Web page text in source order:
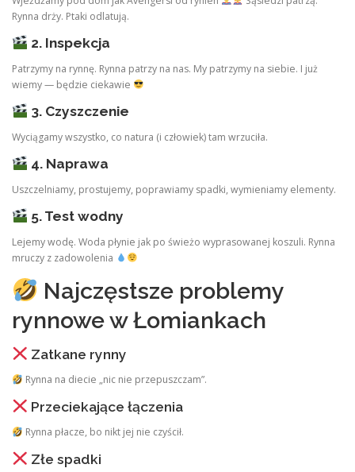
Rynna drży. Ptaki odlatują.
2. Inspekcja
Patrzymy na rynnę. Rynna patrzy na nas. My patrzymy na siebie. I już
wiemy — będzie ciekawie
3. Czyszczenie
Wyciągamy wszystko, co natura (i człowiek) tam wrzuciła.
4. Naprawa
Uszczelniamy, prostujemy, poprawiamy spadki, wymieniamy elementy.
5. Test wodny
Lejemy wodę. Woda płynie jak po świeżo wyprasowanej koszuli. Rynna
mruczy z zadowolenia
Najczęstsze problemy
rynnowe w Łomiankach
Zatkane rynny
Rynna na diecie „nic nie przepuszczam”.
Przeciekające łączenia
Rynna płacze, bo nikt jej nie czyścił.
Złe spadki